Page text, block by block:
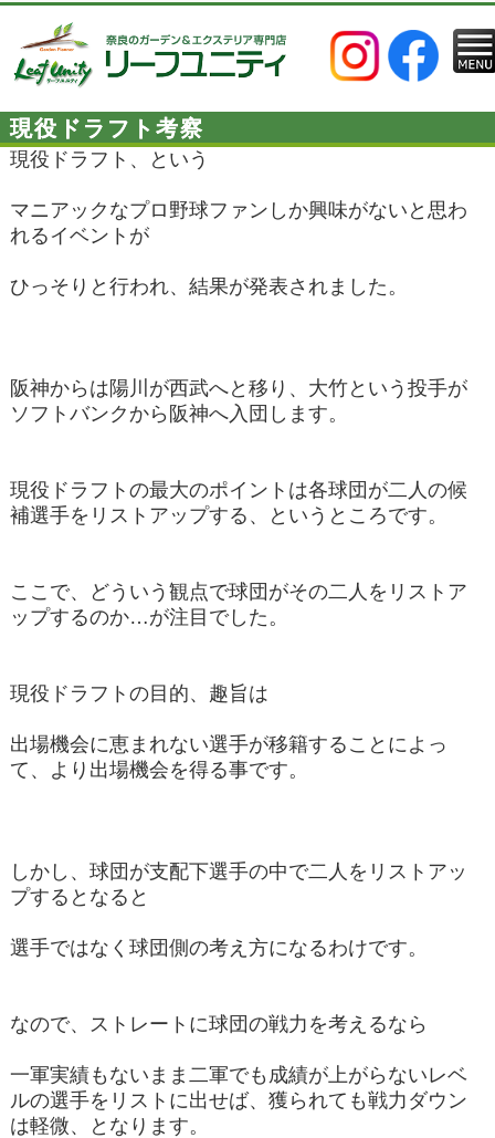
現役ドラフト考察
現役ドラフト、という
マニアックなプロ野球ファンしか興味がないと思わ
れるイベントが
ひっそりと行われ、結果が発表されました。
阪神からは陽川が西武へと移り、大竹という投手が
ソフトバンクから阪神へ入団します。
現役ドラフトの最大のポイントは各球団が二人の候
補選手をリストアップする、というところです。
ここで、どういう観点で球団がその二人をリストア
ップするのか…が注目でした。
現役ドラフトの目的、趣旨は
出場機会に恵まれない選手が移籍することによっ
て、より出場機会を得る事です。
しかし、球団が支配下選手の中で二人をリストアッ
プするとなると
選手ではなく球団側の考え方になるわけです。
なので、ストレートに球団の戦力を考えるなら
一軍実績もないまま二軍でも成績が上がらないレベ
ルの選手をリストに出せば、獲られても戦力ダウン
は軽微、となります。